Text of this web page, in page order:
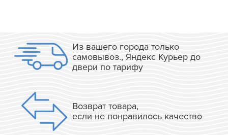
Из вашего города только
самовывоз., Яндекс Курьер до
двери по тарифу
Возврат товара,
если не понравилось качество